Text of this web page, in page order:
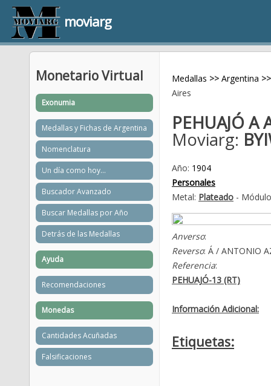
moviarg
Medallas >> Argentina >>
Aires
PEHUAJÓ A
Moviarg:
Año: 1904
Personales
Metal: Plateado -
Anverso:
Reverso: Á / ANTONIO
Referencia:
PEHUAJÓ-13 (RT)
Información Adicional:
Etiquetas:
Monetario Virtual
Exonumia
Medallas y Fichas de Argentina
Nomenclatura
Un día como hoy...
Buscador Avanzado
Buscar Medallas por Año
Detrás de las Medallas
Ayuda
Recomendaciones
Monedas
Cantidades Acuñadas
Falsificaciones